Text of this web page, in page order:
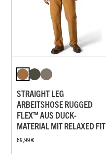
STRAIGHT LEG
ARBEITSHOSE RUGGED
FLEX™ AUS DUCK-
MATERIAL MIT RELAXED FIT
69,99 €